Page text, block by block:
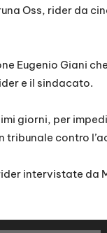
Oss, rider da
Eugenio Giani
e il sindacato.
giorni, per
tribunale contro
intervistate da